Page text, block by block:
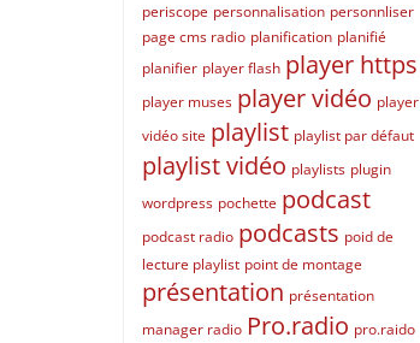
periscope personnalisation personnliser
page cms radio planification planifié
planifier player flash player https
player muses player vidéo player
vidéo site playlist playlist par défaut
playlist vidéo playlists plugin
wordpress pochette podcast
podcast radio podcasts poid de
lecture playlist point de montage
présentation présentation
manager radio Pro.radio pro.raido